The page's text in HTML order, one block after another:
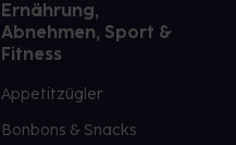
Ernährung,
Abnehmen, Sport &
Fitness
Appetitzügler
Bonbons & Snacks